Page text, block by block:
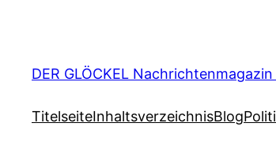
DER GLÖCKEL
TitelseiteInhaltsverzeichnisBlog